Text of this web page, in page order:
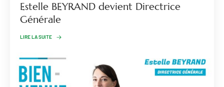
Estelle BEYRAND devient Directrice
Générale
LIRE LA SUITE